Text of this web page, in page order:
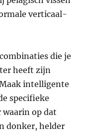
verticaal-
die je
heeft zijn
intelligente
specifieke
waarin op dat
donker, helder